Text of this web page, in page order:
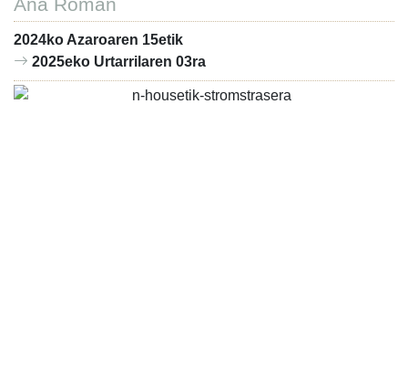
2024ko Azaroaren 15etik
2025eko Urtarrilaren 03ra